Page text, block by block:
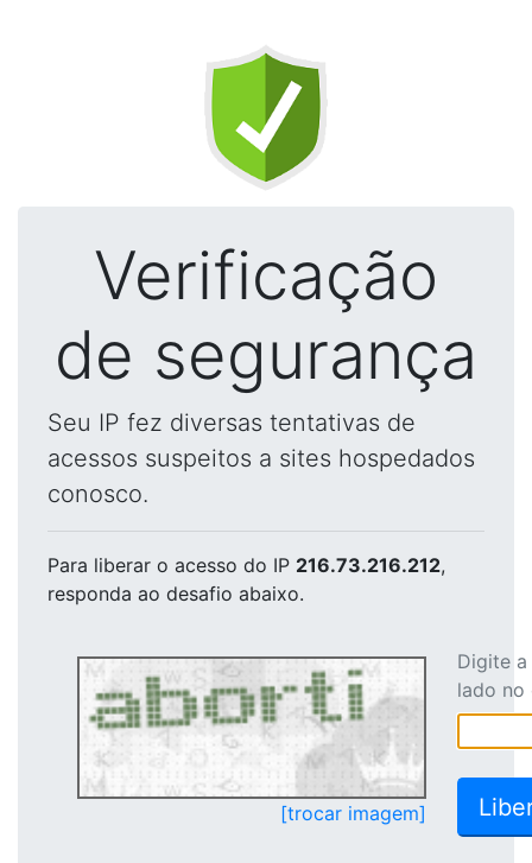
Verificação
de segurança
Seu IP fez diversas tentativas de
acessos suspeitos a sites hospedados
conosco.
Para liberar o acesso do IP 216.73.216.212,
responda ao desafio abaixo.
[trocar imagem]
Digite
lado no